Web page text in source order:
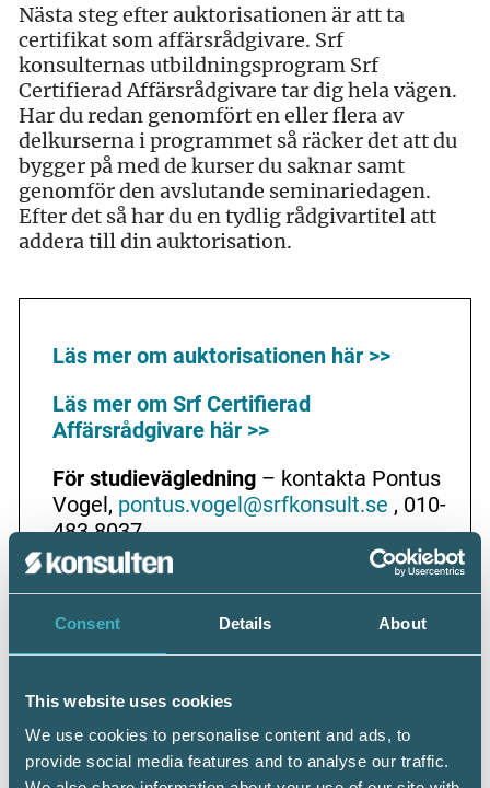
Consent Details About
This website uses cookies
We use cookies to personalise content and ads, to
provide social media features and to analyse our traffic.
Nästa steg efter auktorisationen är att ta
certifikat som affärsrådgivare. Srf
konsulternas utbildningsprogram Srf
Certifierad Affärsrådgivare tar dig hela vägen.
Har du redan genomfört en eller flera av
delkurserna i programmet så räcker det att du
bygger på med de kurser du saknar samt
genomför den avslutande seminariedagen.
Efter det så har du en tydlig rådgivartitel att
addera till din auktorisation.
Läs mer om auktorisationen här >>
Läs mer om Srf Certifierad
Affärsrådgivare här >>
För studievägledning – kontakta Pontus
Vogel, pontus.vogel@srfkonsult.se , 010-
483 8037
Dela: